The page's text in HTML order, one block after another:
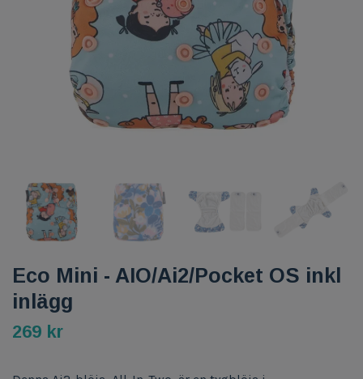
Eco Mini - AIO/Ai2/Pocket OS inkl
inlägg
269 kr